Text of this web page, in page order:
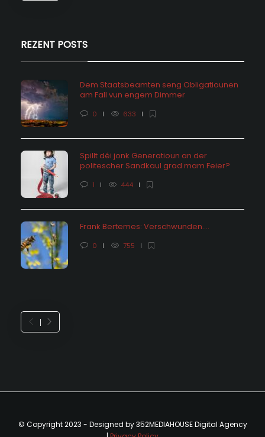
REZENT POSTS
Dem Staatsbeamten seng Obligatiounen
am Fall vun engem Dimmer
0 633
Spillt déi jonk Generatioun an der
politescher Sandkaul grad mam Feier?
1 444
Frank Bertemes: Verschwunden….
0 755
© Copyright 2023 - Designed by 352MEDIAHOUSE Digital Agency